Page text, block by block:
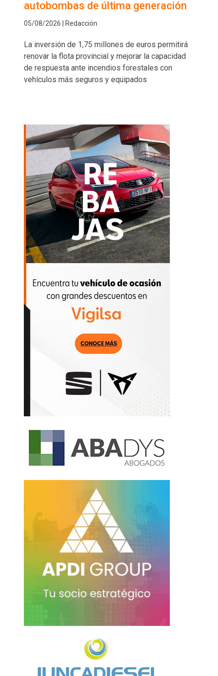
autobombas de última generación
05/08/2026 | Redacción
La inversión de 1,75 millones de euros permitirá
renovar la flota provincial y mejorar la capacidad
de respuesta ante incendios forestales con
vehículos más seguros y equipados